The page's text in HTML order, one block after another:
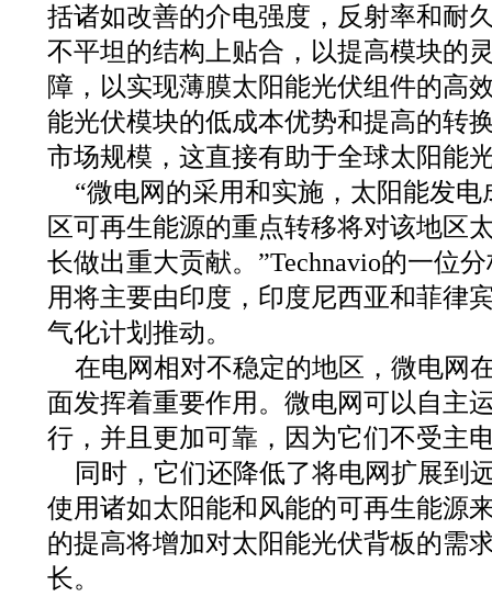
括诸如改善的介电强度，反射率和耐
不平坦的结构上贴合，以提高模块的
障，以实现薄膜太阳能光伏组件的高
能光伏模块的低成本优势和提高的转
市场规模，这直接有助于全球太阳能
“微电网的采用和实施，太阳能发
区可再生能源的重点转移将对该地区
长做出重大贡献。”Technavio的一位
用将主要由印度，印度尼西亚和菲律
气化计划推动。
在电网相对不稳定的地区，微电网
面发挥着重要作用。微电网可以自主
行，并且更加可靠，因为它们不受主
同时，它们还降低了将电网扩展到
使用诸如太阳能和风能的可再生能源
的提高将增加对太阳能光伏背板的需
长。